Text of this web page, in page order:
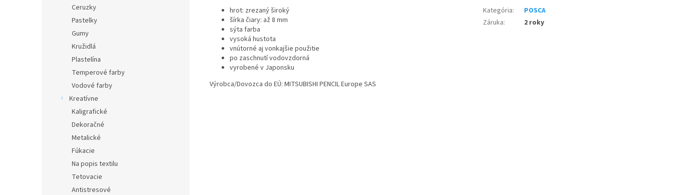
Ceruzky
Pastelky
Gumy
Kružidlá
Plastelína
Temperové farby
Vodové farby
Kreatívne
Kaligrafické
Dekoračné
Metalické
Fúkacie
Na popis textilu
Tetovacie
Antistresové
hrot: zrezaný široký
šírka čiary: až 8 mm
sýta farba
vysoká hustota
vnútorné aj vonkajšie použitie
po zaschnutí vodovzdorná
vyrobené v Japonsku
Výrobca/Dovozca do EÚ: MITSUBISHI PENCIL Europe SAS
Kategória:
POSCA
Záruka: 2 roky